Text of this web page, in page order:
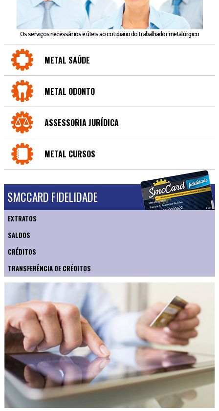
Os serviços necessários e úteis ao cotidiano do trabalhador metalúrgico
METAL SAÚDE
METAL ODONTO
ASSESSORIA JURÍDICA
METAL CURSOS
SMCCARD FIDELIDADE
EXTRATOS
SALDOS
CRÉDITOS
TRANSFERÊNCIA DE CRÉDITOS